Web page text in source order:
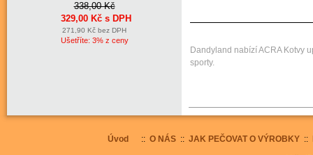
Dandyland nabízí ACRA Kotvy
sporty.
338,00 Kč
329,00 Kč s DPH
271,90 Kč bez DPH
Ušetříte: 3% z ceny
Úvod :: O NÁS:: JAK PEČOVAT O VÝROBKY::